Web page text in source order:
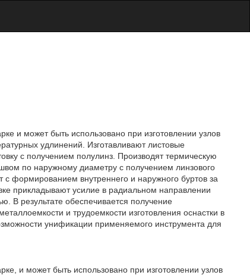
и может быть использовано при изготовлении узлов
удлинений. Изготавливают листовые
с получением полулинз. Производят термическую
по наружному диаметру с получением линзового
с формированием внутреннего и наружного буртов за
прикладывают усилие в радиальном направлении
В результате обеспечивается получение
и трудоемкости изготовления оснастки в
унификации применяемого инструмента для
и может быть использовано при изготовлении узлов